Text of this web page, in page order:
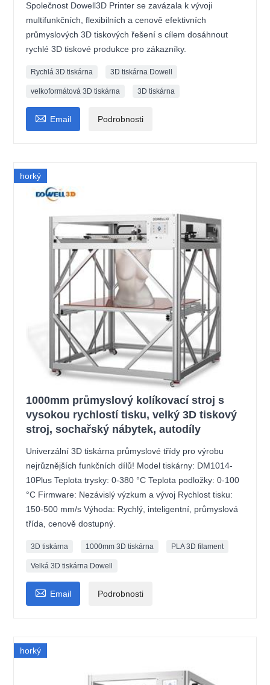
Společnost Dowell3D Printer se zavázala k vývoji
multifunkčních, flexibilních a cenově efektivních
průmyslových 3D tiskových řešení s cílem dosáhnout
rychlé 3D tiskové produkce pro zákazníky.
Rychlá 3D tiskárna 3D tiskárna Dowell
velkoformátová 3D tiskárna 3D tiskárna
 Email Podrobnosti
horký
1000mm průmyslový kolíkovací stroj s
vysokou rychlostí tisku, velký 3D tiskový
stroj, sochařský nábytek, autodíly
Univerzální 3D tiskárna průmyslové třídy pro výrobu
nejrůznějších funkčních dílů! Model tiskárny: DM1014-
10Plus Teplota trysky: 0-380 °C Teplota podložky: 0-100
°C Firmware: Nezávislý výzkum a vývoj Rychlost tisku:
150-500 mm/s Výhoda: Rychlý, inteligentní, průmyslová
třída, cenově dostupný.
3D tiskárna 1000mm 3D tiskárna PLA 3D filament
Velká 3D tiskárna Dowell
 Email Podrobnosti
horký